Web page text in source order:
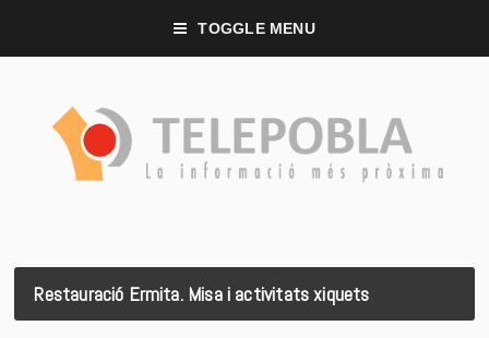
TOGGLE MENU
Restauració Ermita. Misa i activitats xiquets